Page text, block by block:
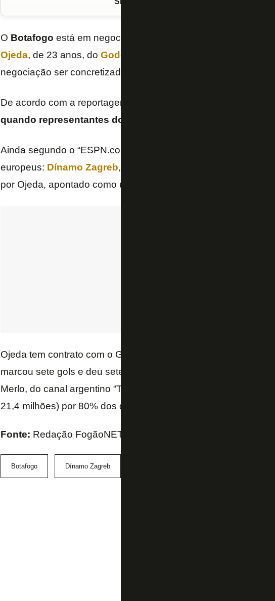
O Botafogo está em negociações avançadas pela
Ojeda, de 23 anos, do Godoy Cruz
negociação ser concretizada, segundo informa o site
De acordo com a reportagem,
quando representantes do jogador estarão no Brasil para
Ainda segundo o “ESPN.com.br”, o Botafogo venceu a
europeus: Dínamo Zagreb, da Croácia, e
por Ojeda, apontado como um dos jovens destaques da Liga
Ojeda tem contrato com o Godoy Cruz até dezembro de 2023
marcou sete gols e deu sete assistências em 21 jogos.
Merlo, do canal argentino “TyC Sports”, a oferta do Glorioso foi
21,4 milhões) por 80% dos direitos econômicos do jogador.
Fonte: Redação FogãoNET e ESPN.com.br
Botafogo Dínamo Zagreb